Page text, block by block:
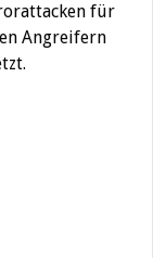
für
Angreifern